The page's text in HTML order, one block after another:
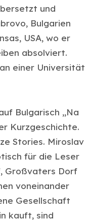
und
Bulgarien
USA, wo er
absolviert.
einer Universität
Bulgarisch „Na
Kurzgeschichte.
Stories. Miroslav
für die Leser
Großvaters Dorf
voneinander
Gesellschaft
kauft, sind